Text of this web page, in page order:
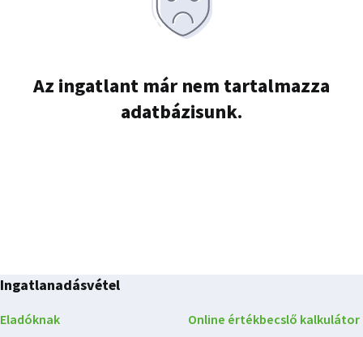
Az ingatlant már nem tartalmazza
adatbázisunk.
Ingatlanadásvétel
Eladóknak
Online értékbecslő kalkulátor